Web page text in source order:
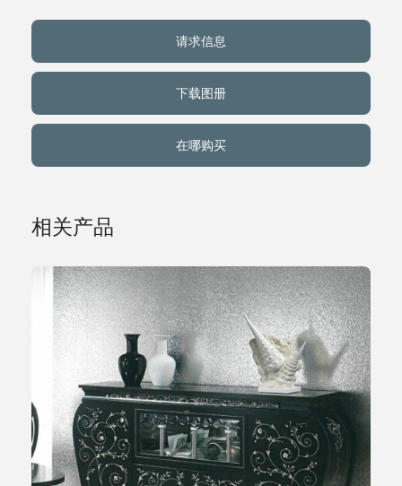
关于我们
事件
联系方式
请求信息
下载图册
在哪购买
相关产品